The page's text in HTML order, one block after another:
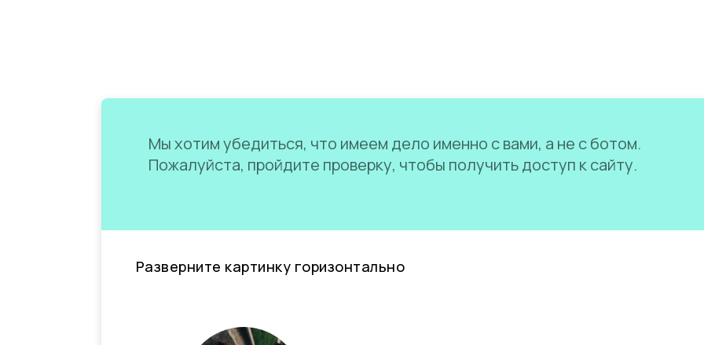
Мы хотим убедиться, что имеем дело именно с вами, а не с ботом.
Пожалуйста, пройдите проверку, чтобы получить доступ к сайту.
Разверните картинку горизонтально